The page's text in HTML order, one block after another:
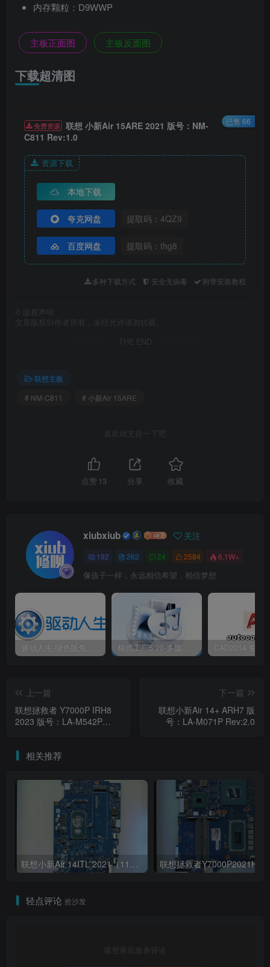
内存颗粒：D9WWP
主板正面图 主板反面图
下载超清图
已售 66
免费资源 联想 小新Air 15ARE 2021 版号：NM-
C811 Rev:1.0
资源下载
本地下载
夸克网盘 提取码：4QZ9
百度网盘 提取码：thg8
多种下载方式 安全无病毒 附带安装教程
版权声明
文章版权归作者所有，未经允许请勿转载。
THE END
联想主板
# NM-C811
# 小新Air 15ARE
喜欢就支持一下吧
点赞 13 分享 收藏
xiubxiub 关注
192 262 24 2584 6.1W+
像孩子一样，永远相信希望，相信梦想
驱动人生-绿色版免安装|一键运行exe 格式工厂5.20-多媒体格式转换工具|免安装绿色版
上一篇
联想拯救者 Y7000P IRH8
2023 版号：LA-M542P
下一篇
联想小新Air 14+ ARH7 版
号：LA-M071P Rev:2.0
相关推荐
联想小新Air 14ITL 2021（11代i5 集显）版号：LA-K321P Rev:1B
轻点评论 抢沙发
请登录后发表评论